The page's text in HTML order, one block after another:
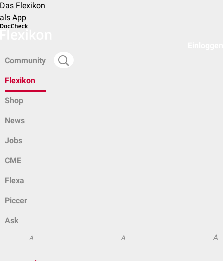
Das Flexikon
als App
Community
Flexikon
Shop
News
Jobs
CME
Flexa
Piccer
Ask
A A A